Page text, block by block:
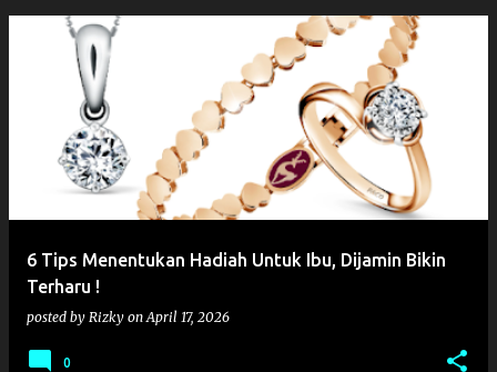
6 Tips Menentukan Hadiah Untuk Ibu, Dijamin Bikin
Terharu !
posted by Rizky onApril 17, 2026
0